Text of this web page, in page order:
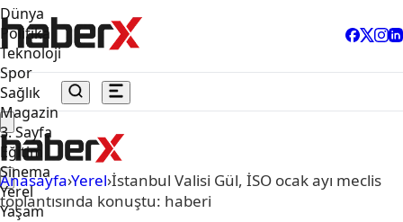
Dünya
Politika
Teknoloji
Spor
Sağlık
Magazin
3. Sayfa
Eğitim
Sinema
Yerel
Yaşam
Anasayfa›Yerel›İstanbul Valisi Gül, İSO ocak ayı meclis
toplantısında konuştu: haberi